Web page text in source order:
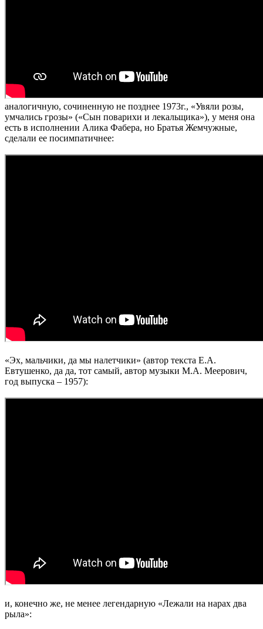
аналогичную, сочиненную не позднее 1973г., «Увяли розы,
умчались грозы» («Сын поварихи и лекальщика»), у меня она
есть в исполнении Алика Фабера, но Братья Жемчужные,
сделали ее посимпатичнее:
«Эх, мальчики, да мы налетчики» (автор текста Е.А.
Евтушенко, да да, тот самый, автор музыки М.А. Меерович,
год выпуска – 1957):
и, конечно же, не менее легендарную «Лежали на нарах два
рыла»: